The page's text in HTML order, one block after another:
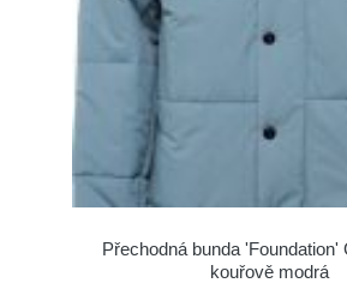
Přechodná bunda 'Foundation'
kouřově modrá